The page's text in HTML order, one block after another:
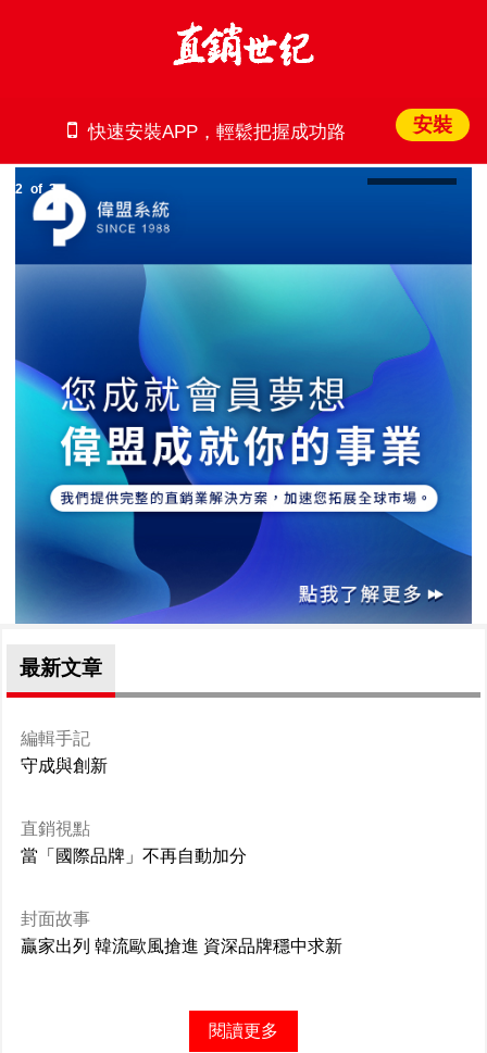
2 of 3
最新文章
編輯手記
守成與創新
直銷視點
當「國際品牌」不再自動加分
封面故事
贏家出列 韓流歐風搶進 資深品牌穩中求新
閱讀更多